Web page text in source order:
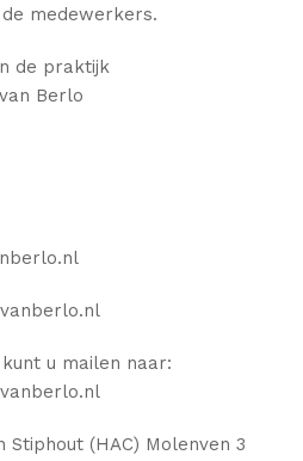
medewerkers.
de praktijk
Berlo
u mailen naar:
(HAC) Molenven 3